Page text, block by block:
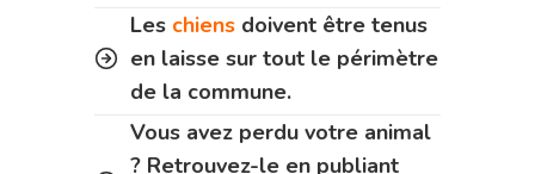
Les chiens doivent être tenus
en laisse sur tout le périmètre
de la commune.
Vous avez perdu votre animal
? Retrouvez-le en publiant